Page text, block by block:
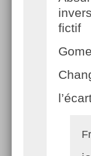
fictif